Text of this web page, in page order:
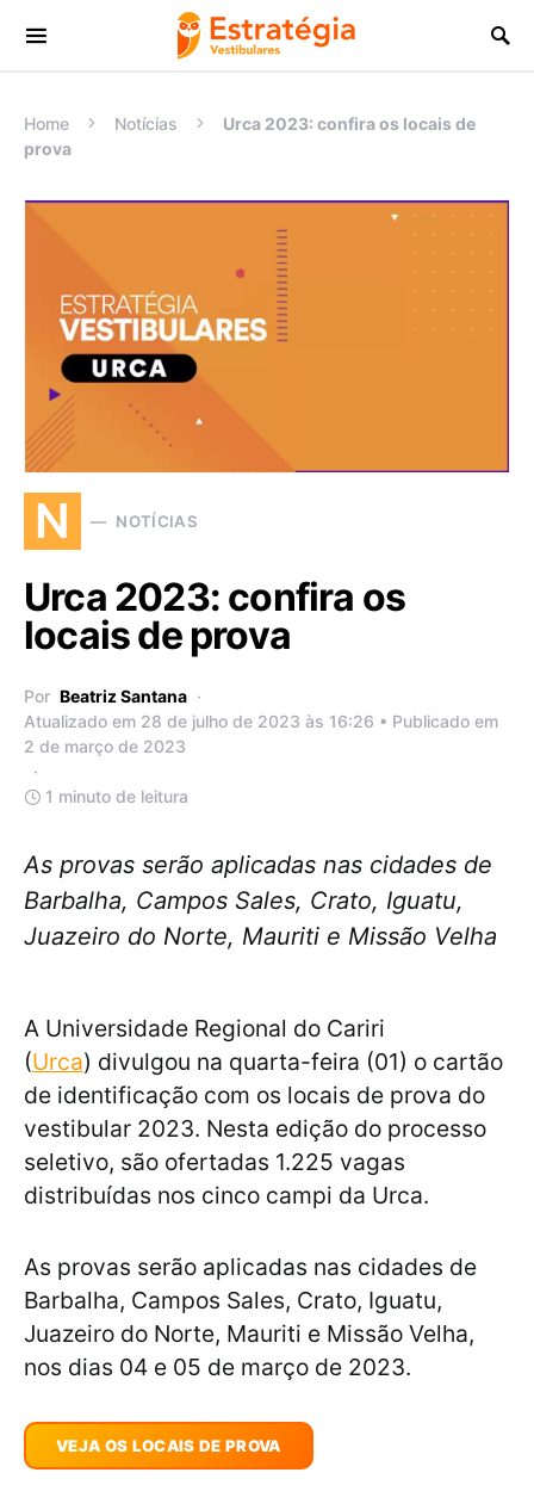
Procurar:
Home Notícias
Urca 2023: confira os locais de
prova
N NOTÍCIAS
Urca 2023: confira os
locais de prova
Por Beatriz Santana
Atualizado em 28 de julho de 2023 às 16:26 • Publicado em
2 de março de 2023
1 minuto de leitura
As provas serão aplicadas nas cidades de
Barbalha, Campos Sales, Crato, Iguatu,
Juazeiro do Norte, Mauriti e Missão Velha
A Universidade Regional do Cariri
(Urca) divulgou na quarta-feira (01) o cartão
de identificação com os locais de prova do
vestibular 2023. Nesta edição do processo
seletivo, são ofertadas 1.225 vagas
distribuídas nos cinco campi da Urca.
As provas serão aplicadas nas cidades de
Barbalha, Campos Sales, Crato, Iguatu,
Juazeiro do Norte, Mauriti e Missão Velha,
nos dias 04 e 05 de março de 2023.
VEJA OS LOCAIS DE PROVA